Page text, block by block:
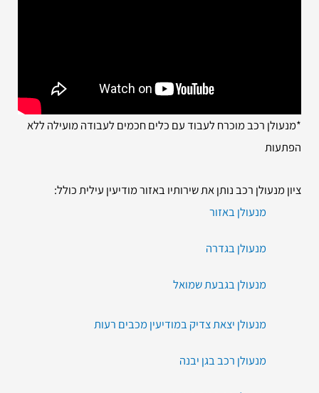
*מנעולן רכב מוכרח לעבוד עם כלים חכמים לעבודה מועילה ללא
הפתעות
ציון מנעולן רכב נותן את שירותיו באזור מודיעין עילית כולל:
מנעולן באזור
מנעולן בגדרה
מנעולן בגבעת שמואל
מנעולן יצאת צדיק במודיעין מכבים רעות
מנעולן רכב בגן יבנה